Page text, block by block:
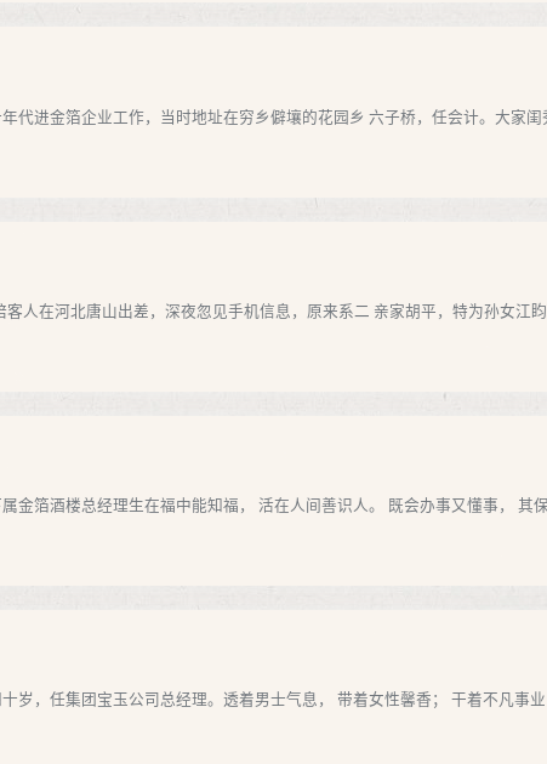
代进金箔企业工作，当时地址在穷乡僻壤的花园乡 六子桥，任会计。大家闺
客人在河北唐山出差，深夜忽见手机信息，原来系二 亲家胡平，特为孙女江
金箔酒楼总经理生在福中能知福， 活在人间善识人。 既会办事又懂事，
岁，任集团宝玉公司总经理。透着男士气息， 带着女性馨香； 干着不凡事业